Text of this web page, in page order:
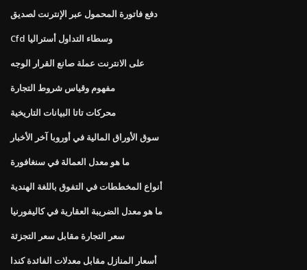
دفع فاتورة المحمول عبر الإنترنت لصديق
Cfd وسطاء التداول أستراليا
على الانترنت عملة صانع القرار الوجه
مفهوم وقياس شروط التجارة
محركات تاتا البيانات التاريخية
سوق الأوراق المالية في أوروبا آخر الأخبار
ما هو معدل العمالة في سنغافورة
أنواع المخططات في التفوق باللغة الهندية
ما هو معدل الضريبة العقارية في كاليفورنيا
سعر التجارة مقابل سعر التجزئة
أسعار المنازل مقابل معدلات الفائدة كندا